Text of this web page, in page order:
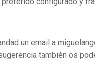
configurado y
un email a
también os